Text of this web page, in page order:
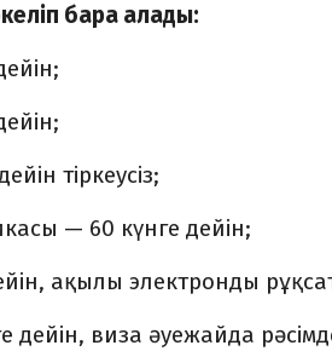
бара алады:
тіркеусіз;
— 60 күнге дейін;
ақылы электронды
дейін, виза әуежайда